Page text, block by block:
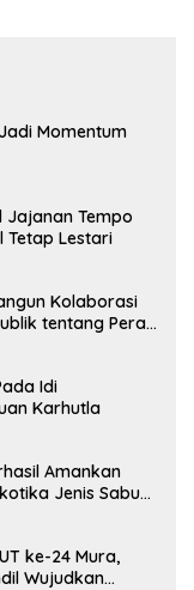
Momentum
Jajanan Tempo
Tetap Lestari
Kolaborasi
tentang Peran
Idi
Karhutla
Amankan
Jenis Sabu
ke-24 Mura,